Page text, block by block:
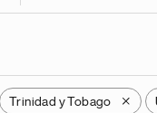
Trinidad y Tobago X